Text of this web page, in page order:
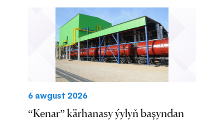
6 awgust 2026
“Kenar” kärhanasy ýylyň başyndan